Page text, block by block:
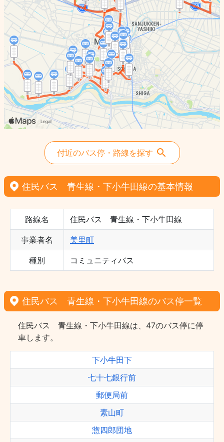
付近のバス停・路線を探す
住民バス 青生線・下小牛田線の基本情報
路線名 住民バス 青生線・下小牛田線
事業者名 美里町
種別 コミュニティバス
住民バス 青生線・下小牛田線のバス停一覧
住民バス 青生線・下小牛田線は、47のバス停に停
車します。
下小牛田下
七十七銀行前
郵便局前
素山町
惣四郎団地